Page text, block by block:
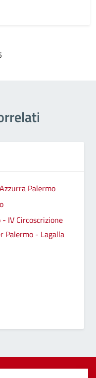
Palermo
IV Circoscrizione
Palermo - Lagalla